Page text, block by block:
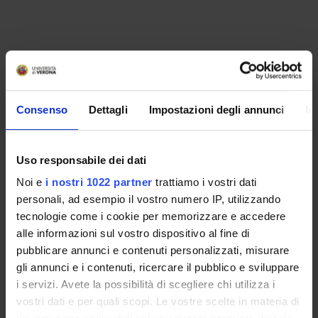
Consenso Dettagli Impostazioni degli annunci
Uso responsabile dei dati
Noi e i nostri 1022 partner trattiamo i vostri dati
personali, ad esempio il vostro numero IP, utilizzando
tecnologie come i cookie per memorizzare e accedere
alle informazioni sul vostro dispositivo al fine di
pubblicare annunci e contenuti personalizzati, misurare
gli annunci e i contenuti, ricercare il pubblico e sviluppare
i servizi. Avete la possibilità di scegliere chi utilizza i
vostri dati e per quali scopi. Le vostre scelte in materia di
LUOGHI DI INTERESSE